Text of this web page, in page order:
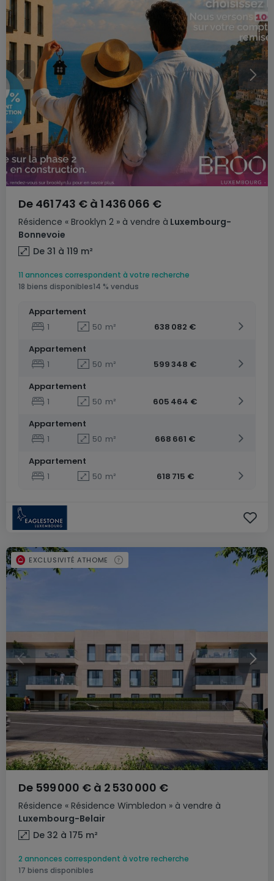
Résidence « Brooklyn 2 » à vendre à Luxembourg-
Bonnevoie
De 461 743 € à 1 436 066 €
De 31 à 119 m²
11 annonces correspondent à votre recherche
18 biens disponibles14 % vendus
Appartement
1
50 m²
638 082 €
Appartement
1
50 m²
599 348 €
Appartement
1
50 m²
605 464 €
Appartement
1
50 m²
668 661 €
Appartement
1
50 m² 618 715 €
Résidence « Résidence Wimbledon » à vendre à
Luxembourg-Belair
De 599 000 € à 2 530 000 €
De 32 à 175 m²
EXCLUSIVITÉ ATHOME
2 annonces correspondent à votre recherche
17 biens disponibles